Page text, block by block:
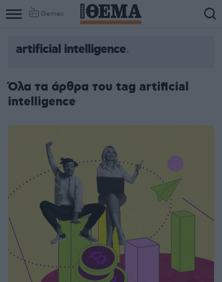
Games
artificial intelligence
Όλα τα άρθρα του tag artificial
intelligence